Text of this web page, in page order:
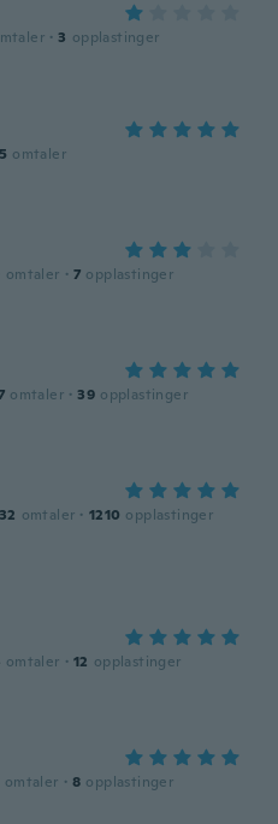
· 3 opplastinger
omtaler
omtaler · 7 opplastinger
omtaler · 39 opplastinger
omtaler · 1210 opplastinger
omtaler · 12 opplastinger
omtaler · 8 opplastinger